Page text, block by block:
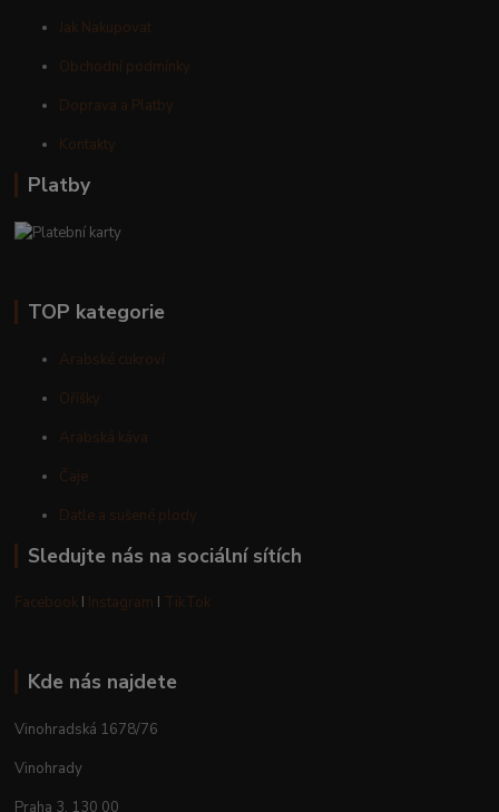
Jak Nakupovat
Obchodní podmínky
Doprava a Platby
Kontakty
Platby
TOP kategorie
Arabské cukroví
Oříšky
Arabská káva
Čaje
Datle a sušené plody
Sledujte nás na sociální sítích
Facebook I Instagram I TikTok
Kde nás najdete
Vinohradská 1678/76
Vinohrady
Praha 3, 130 00